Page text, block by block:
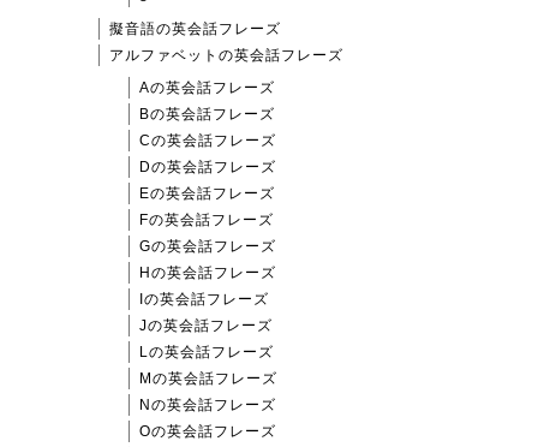
擬音語の英会話フレーズ
アルファベットの英会話フレーズ
Aの英会話フレーズ
Bの英会話フレーズ
Cの英会話フレーズ
Dの英会話フレーズ
Eの英会話フレーズ
Fの英会話フレーズ
Gの英会話フレーズ
Hの英会話フレーズ
Iの英会話フレーズ
Jの英会話フレーズ
Lの英会話フレーズ
Mの英会話フレーズ
Nの英会話フレーズ
Oの英会話フレーズ